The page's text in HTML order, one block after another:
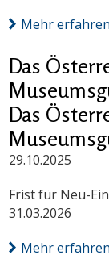
Mehr erfahren
Das
Das
29.10.2025
Frist für Neu-
31.03.2026
Mehr erfahren